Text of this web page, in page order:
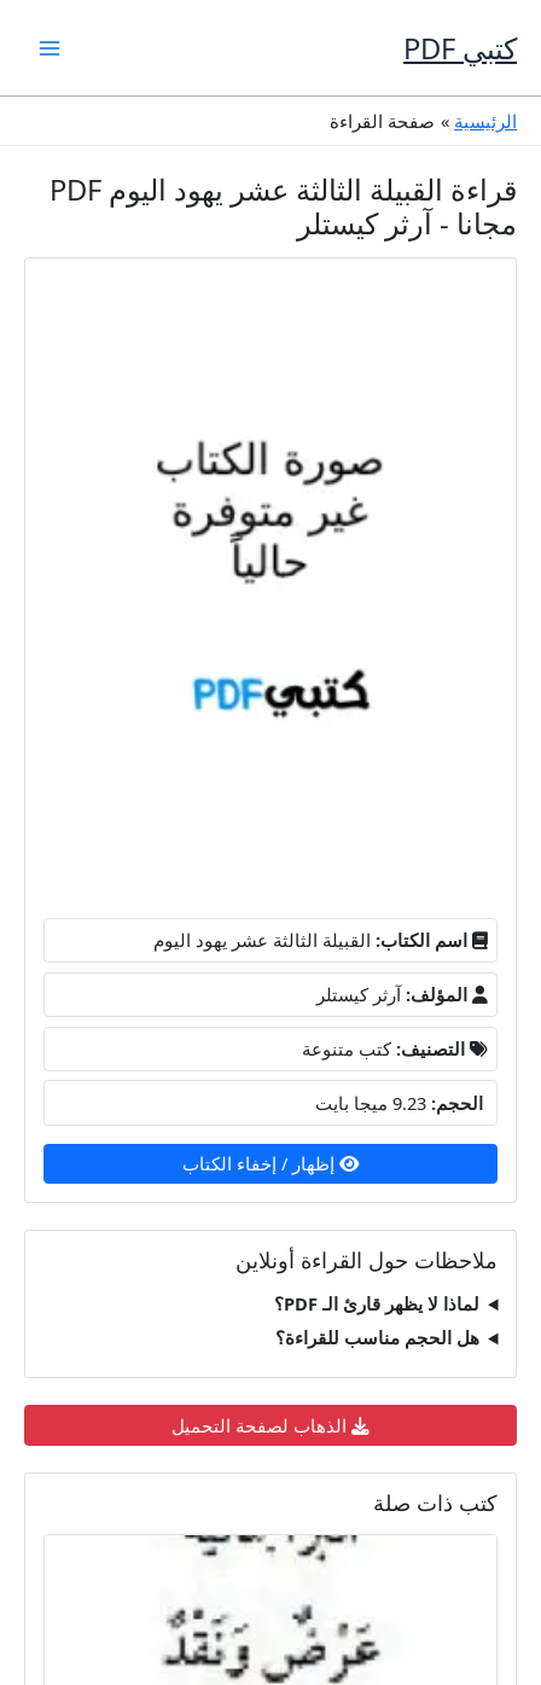
إلى
المحتوى
كتبي PDF
الرئيسية صفحة القراءة
قراءة القبيلة الثالثة عشر يهود اليوم PDF
مجانا - آرثر كيستلر
اسم الكتاب: القبيلة الثالثة عشر يهود اليوم
المؤلف: آرثر كيستلر
التصنيف: كتب متنوعة
الحجم:
إظهار / إخفاء الكتاب
ملاحظات حول القراءة أونلاين
لماذا لا يظهر قارئ الـ PDF؟
هل الحجم مناسب للقراءة؟
الذهاب لصفحة التحميل
كتب ذات صلة